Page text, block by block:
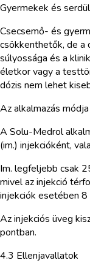
Gyermekek és
Csecsemő- és
csökkenthetők, de a
súlyossága és a
életkor vagy a
dózis nem lehet
Az alkalmazás módja
A Solu-Medrol
(im.) injekcióként,
Im. legfeljebb csak
mivel az injekció
injekciók esetében
Az injekciós üveg
pontban.
4.3 Ellenjavallatok